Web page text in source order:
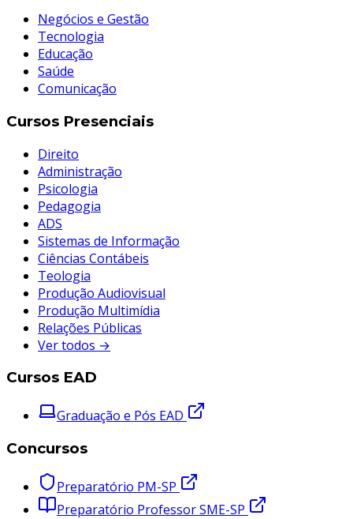
Negócios e Gestão
Tecnologia
Educação
Saúde
Comunicação
Cursos Presenciais
Direito
Administração
Psicologia
Pedagogia
ADS
Sistemas de Informação
Ciências Contábeis
Teologia
Produção Audiovisual
Produção Multimídia
Relações Públicas
Ver todos →
Cursos EAD
Graduação e Pós EAD
Concursos
Preparatório PM-SP
Preparatório Professor SME-SP